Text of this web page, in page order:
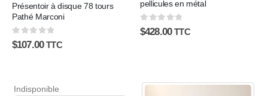
Présentoir à disque 78 tours
Pathé Marconi
0sur 5
$107.00 TTC
pellicules en métal
0sur 5
$428.00 TTC
Indisponible